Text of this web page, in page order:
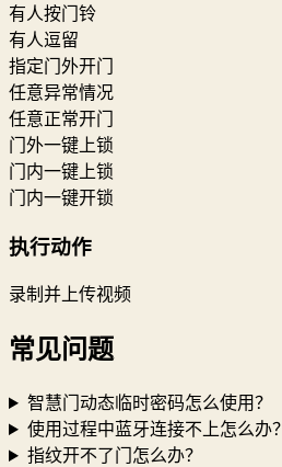
有人按门铃
有人逗留
指定门外开门
任意异常情况
任意正常开门
门外一键上锁
门内一键上锁
门内一键开锁
执行动作
录制并上传视频
常见问题
智慧门动态临时密码怎么使用？
使用过程中蓝牙连接不上怎么办？
指纹开不了门怎么办？